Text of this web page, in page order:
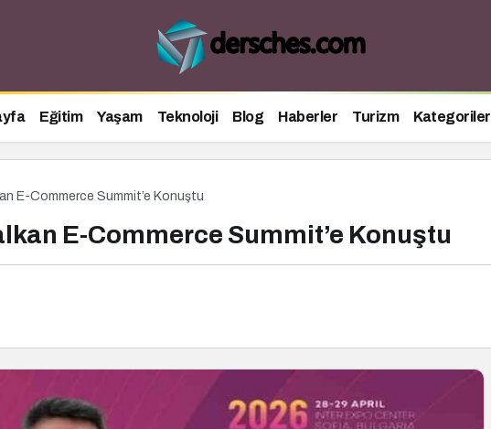
Eğitim Yaşam Teknoloji Blog Haberler Turizm Kategoriler
E-Commerce Summit’e Konuştu
E-Commerce Summit’e Konuştu